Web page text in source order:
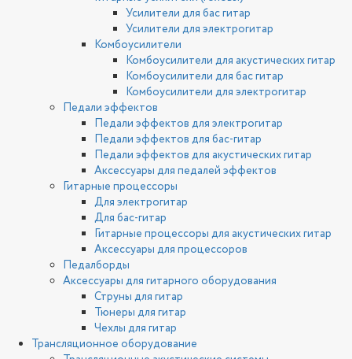
Усилители для бас гитар
Усилители для электрогитар
Комбоусилители
Комбоусилители для акустических гитар
Комбоусилители для бас гитар
Комбоусилители для электрогитар
Педали эффектов
Педали эффектов для электрогитар
Педали эффектов для бас-гитар
Педали эффектов для акустических гитар
Аксессуары для педалей эффектов
Гитарные процессоры
Для электрогитар
Для бас-гитар
Гитарные процессоры для акустических гитар
Аксессуары для процессоров
Педалборды
Аксессуары для гитарного оборудования
Струны для гитар
Тюнеры для гитар
Чехлы для гитар
Трансляционное оборудование